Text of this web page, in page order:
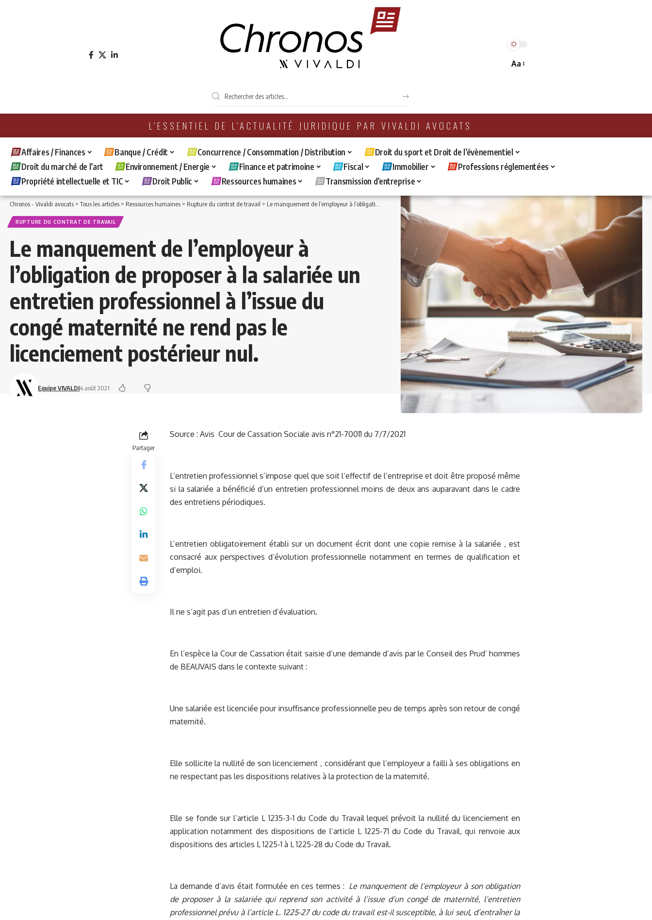
Aa
L'ESSENTIEL DE L'ACTUALITÉ JURIDIQUE PAR VIVALDI AVOCATS
Affaires / Finances Banque / Crédit Concurrence / Consommation / Distribution
Droit du sport et Droit de l’évènementiel
Droit du marché de l’art
Environnement / Energie Finance et patrimoine Fiscal Immobilier
Professions réglementées
Propriété intellectuelle et TIC
Droit Public Ressources humaines Transmission d’entreprise
Chronos - Vivaldi avocats > Tous les articles > Ressources humaines > Rupture du contrat de travail > Le manquement de l’employeur à l’obligation de proposer à la salariée un entretien professionnel à l’issue du congé maternité ne rend pas le licenciement postérieur nul.
RUPTURE DU CONTRAT DE TRAVAIL
Le manquement de l’employeur à
l’obligation de proposer à la salariée un
entretien professionnel à l’issue du
congé maternité ne rend pas le
licenciement postérieur nul.
Equipe VIVALDI4 août 2021
Partager
Source : Avis Cour de Cassation Sociale avis n°21-70011 du 7/7/2021
L’entretien professionnel s’impose quel que soit l’effectif de l’entreprise et doit être proposé même
si la salariée a bénéficié d’un entretien professionnel moins de deux ans auparavant dans le cadre
des entretiens périodiques.
L’entretien obligatoirement établi sur un document écrit dont une copie remise à la salariée , est
consacré aux perspectives d’évolution professionnelle notamment en termes de qualification et
d’emploi.
Il ne s’agit pas d’un entretien d’évaluation.
En l’espèce la Cour de Cassation était saisie d’une demande d’avis par le Conseil des Prud’ hommes
de BEAUVAIS dans le contexte suivant :
Une salariée est licenciée pour insuffisance professionnelle peu de temps après son retour de congé
maternité.
Elle sollicite la nullité de son licenciement , considérant que l’employeur a failli à ses obligations en
ne respectant pas les dispositions relatives à la protection de la maternité.
Elle se fonde sur l’article L 1235-3-1 du Code du Travail lequel prévoit la nullité du licenciement en
application notamment des dispositions de l’article L 1225-71 du Code du Travail, qui renvoie aux
dispositions des articles L 1225-1 à L 1225-28 du Code du Travail.
La demande d’avis était formulée en ces termes : Le manquement de l’employeur à son obligation
de proposer à la salariée qui reprend son activité à l’issue d’un congé de maternité, l’entretien
professionnel prévu à l’article L. 1225-27 du code du travail est-il susceptible, à lui seul, d’entraîner la